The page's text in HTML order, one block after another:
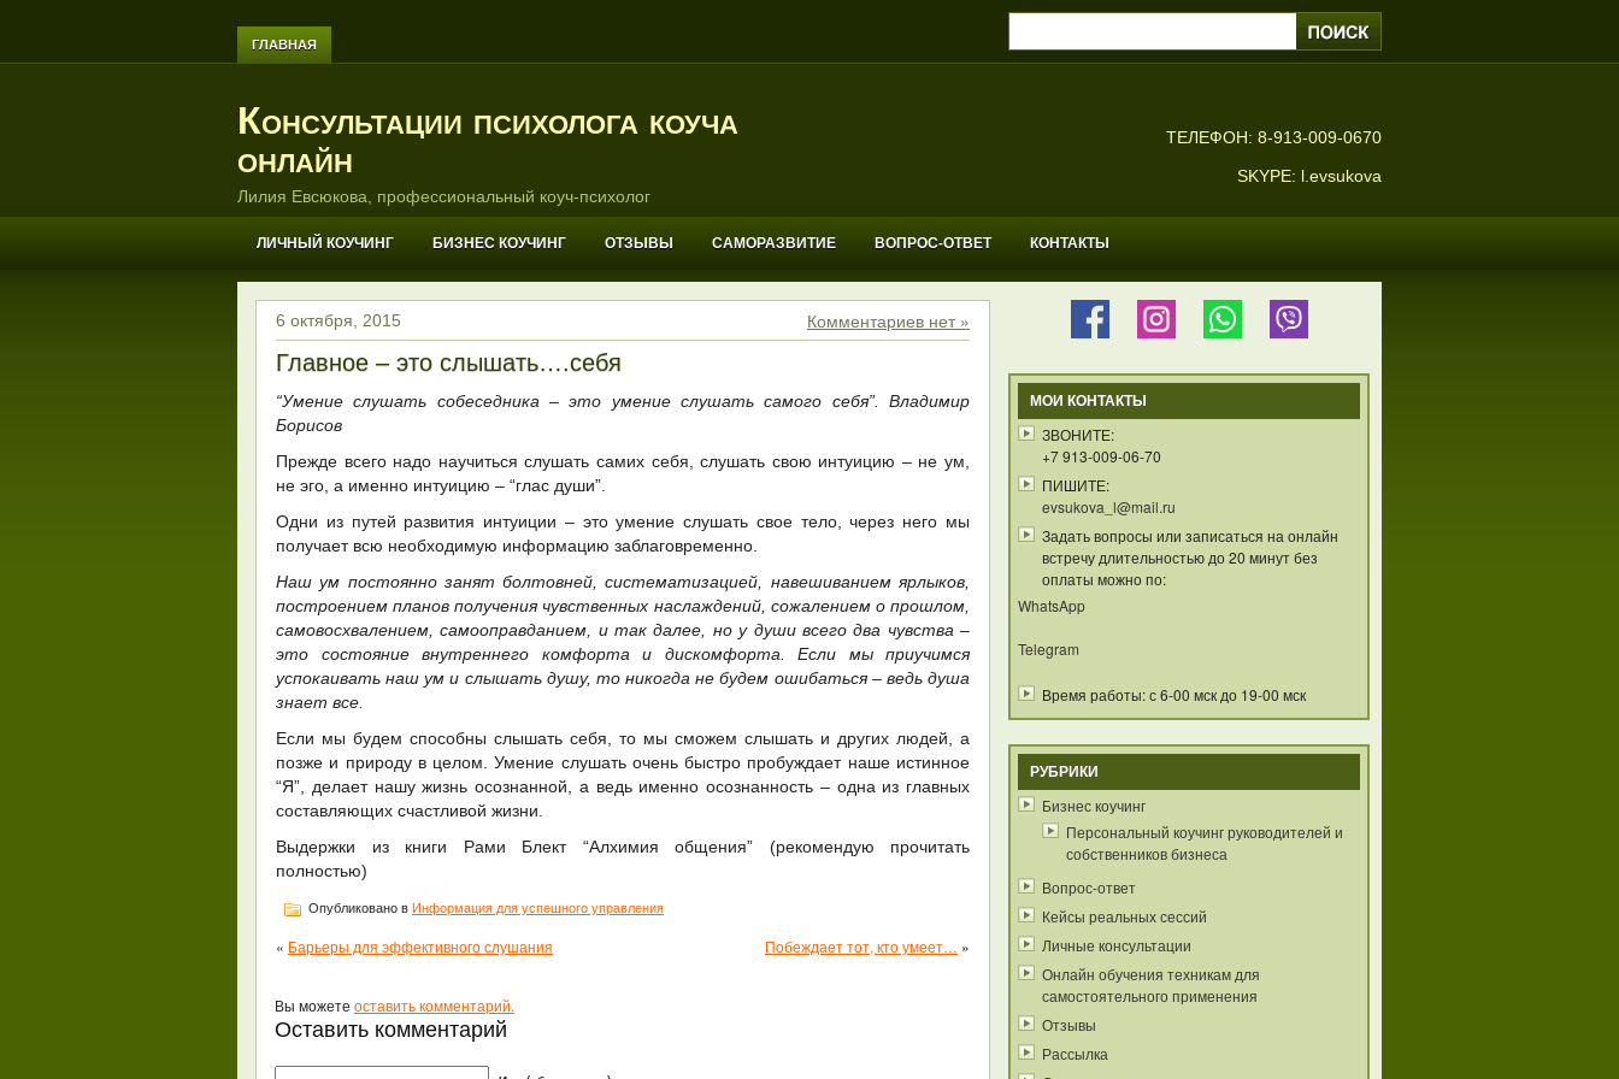
ГЛАВНАЯ
Консультации психолога коуча
онлайн
Лилия Евсюкова, профессиональный коуч-психолог
ТЕЛЕФОН: 8-913-009-0670
SKYPE: l.evsukova
ЛИЧНЫЙ КОУЧИНГ БИЗНЕС КОУЧИНГ ОТЗЫВЫ САМОРАЗВИТИЕ ВОПРОС-ОТВЕТ КОНТАКТЫ
6 октября, 2015 Комментариев нет »
Главное – это слышать….себя
“Умение слушать собеседника – это умение слушать самого себя”. Владимир
Борисов
Прежде всего надо научиться слушать самих себя, слушать свою интуицию – не ум,
не эго, а именно интуицию – “глас души”.
Одни из путей развития интуиции – это умение слушать свое тело, через него мы
получает всю необходимую информацию заблаговременно.
Наш ум постоянно занят болтовней, систематизацией, навешиванием ярлыков,
построением планов получения чувственных наслаждений, сожалением о прошлом,
самовосхвалением, самооправданием, и так далее, но у души всего два чувства –
это состояние внутреннего комфорта и дискомфорта. Если мы приучимся
успокаивать наш ум и слышать душу, то никогда не будем ошибаться – ведь душа
знает все.
Если мы будем способны слышать себя, то мы сможем слышать и других людей, а
позже и природу в целом. Умение слушать очень быстро пробуждает наше истинное
“Я”, делает нашу жизнь осознанной, а ведь именно осознанность – одна из главных
составляющих счастливой жизни.
Выдержки из книги Рами Блект “Алхимия общения” (рекомендую прочитать
полностью)
Опубликовано в Информация для успешного управления
« Барьеры для эффективного слушания Побеждает тот, кто умеет… »
Вы можете оставить комментарий.
Оставить комментарий
МОИ КОНТАКТЫ
ЗВОНИТЕ:
+7 913-009-06-70
ПИШИТЕ:
evsukova_l@mail.ru
Задать вопросы или записаться на онлайн
встречу длительностью до 20 минут без
оплаты можно по:
WhatsApp
Telegram
Время работы: с 6-00 мск до 19-00 мск
РУБРИКИ
Бизнес коучинг
Персональный коучинг руководителей и
собственников бизнеса
Вопрос-ответ
Кейсы реальных сессий
Личные консультации
Онлайн обучения техникам для
самостоятельного применения
Отзывы
Рассылка